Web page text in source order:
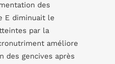
des
E diminuait le
par la
améliore
des gencives après